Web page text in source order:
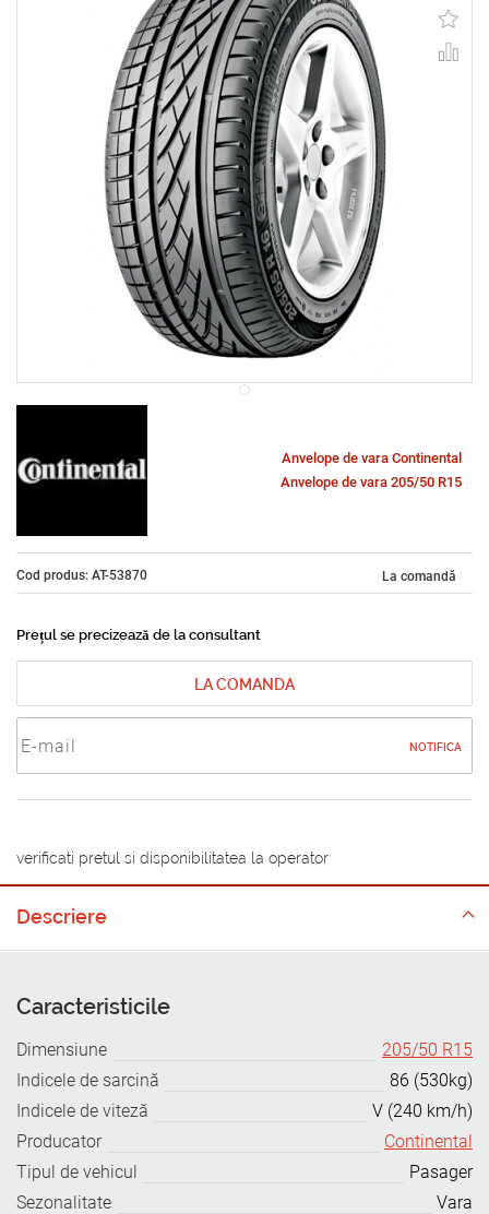
Anvelope de vara Continental
Anvelope de vara 205/50 R15
Cod produs: AT-53870 La comandă
Prețul se precizează de la consultant
LA COMANDA
NOTIFICA
verificati pretul si disponibilitatea la operator
Descriere
Caracteristicile
Dimensiune
205/50 R15
Indicele de sarcină
86 (530kg)
Indicele de viteză
V (240 km/h)
Producator
Continental
Tipul de vehicul
Pasager
Sezonalitate
Vara